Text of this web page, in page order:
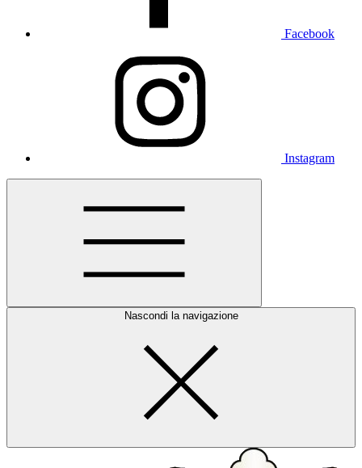
Facebook
Instagram
Nascondi la navigazione